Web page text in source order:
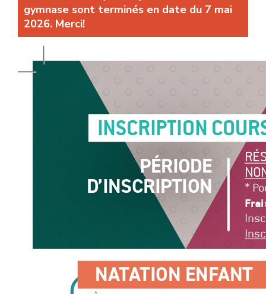
gymnase sont terminés en date du 7 mai
2026. Merci!